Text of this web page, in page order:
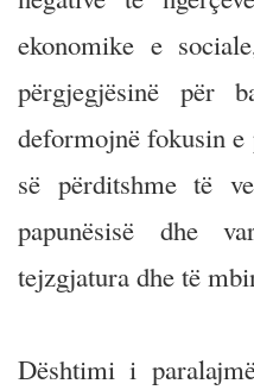
ekonomike e
përgjegjësinë për
deformojnë fokusin e
së përditshme të
papunësisë dhe
tejzgjatura dhe të
Dështimi i